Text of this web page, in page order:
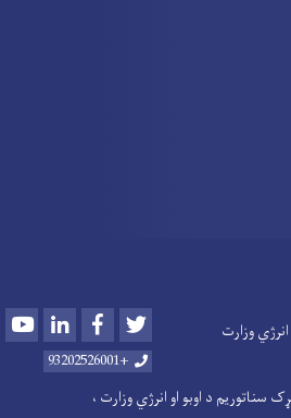
انرژي وزارت YoutubeLinkedInFacebook
+93202526001
سناتوریم د اوبو او انرژي وزارت ،